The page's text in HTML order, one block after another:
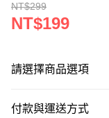
NT$299
NT$199
請選擇商品選項
付款與運送方式